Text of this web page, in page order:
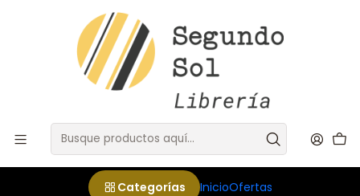
Categorías InicioOfertas